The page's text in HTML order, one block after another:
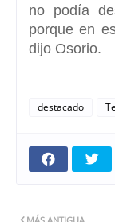
no podía
porque en
dijo Osorio.
destacado